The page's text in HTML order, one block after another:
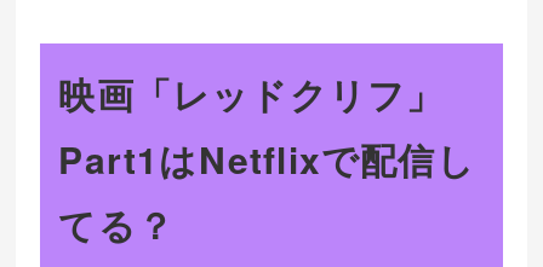
映画「レッドクリフ」
Part1はNetflixで配信し
てる？